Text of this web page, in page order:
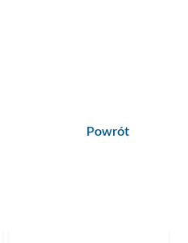
Powrót